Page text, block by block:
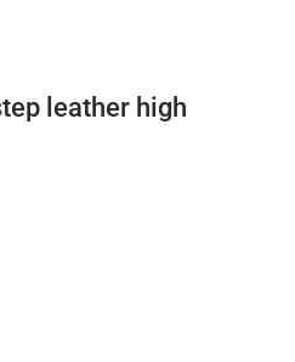
leather high